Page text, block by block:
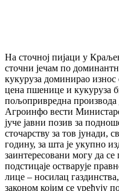
На сточној пијаци у
сточни јечам по
кукуруза доминирао
цена пшенице и кукуруза
пољопривредна
Агроинфо вести
јуче јавни позив за
сточарству за тов јунади,
годину, за шта је укупно
заинтересовани могу да
подстицаје остварује
лице – носилац
законом којим се уређују